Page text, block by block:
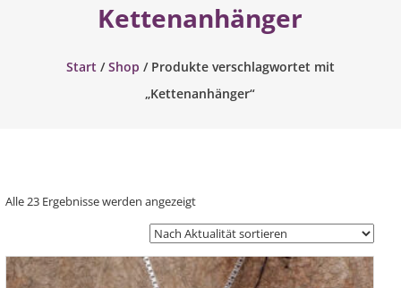
Kettenanhänger
Start /Shop / Produkte verschlagwortet mit
„Kettenanhänger“
Alle 23 Ergebnisse werden angezeigtNach
Aktualität
sortiert